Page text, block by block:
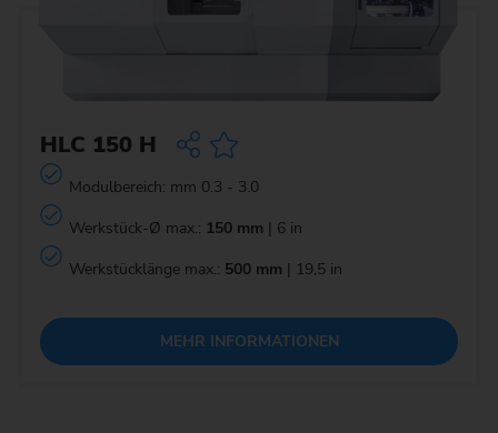
HLC 150 H
Modulbereich: mm 0.3 - 3.0
Werkstück-Ø max.: 150 mm | 6 in
Werkstücklänge max.: 500 mm | 19,5 in
MEHR INFORMATIONEN